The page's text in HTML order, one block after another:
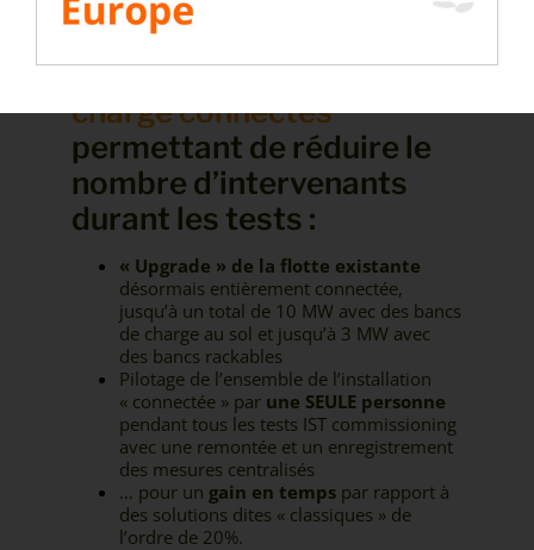
4. Standardisation des
solutions avecbancs de
charge connectés
permettant de réduire le
nombre d’intervenants
durant les tests :
« Upgrade » de la flotte existante
désormais entièrement connectée,
jusqu’à un total de 10 MW avec des bancs
de charge au sol et jusqu’à 3 MW avec
des bancs rackables
Pilotage de l’ensemble de l’installation
« connectée » parune SEULE personne
pendant tous les tests IST commissioning
avec une remontée et un enregistrement
des mesures centralisés
… pour un gain en tempspar rapport à
des solutions dites « classiques » de
l’ordre de 20%.